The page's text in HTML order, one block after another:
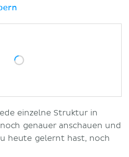
einzelne Struktur in
genauer anschauen und
heute gelernt hast, noch